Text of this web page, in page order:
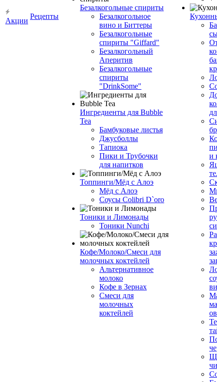
Акции
Рецепты
Безалкогольные спириты
Безалкогольное
вино и Биттеры
Безалкогольные
спириты "Giffard"
Безалкогольный
Аперитив
Безалкогольные
спириты
"DrinkSome"
Ингредиенты для Bubble
Tea
Бамбуковые листья
Джусболлы
Тапиока
Пики и Трубочки
для напитков
Топпинги/Мёд с Алоэ
Мёд с Алоэ
Соусы Colibri D`oro
Тоники и Лимонады
Тоники Nunchi
Кофе/Молоко/Смеси для
молочных коктейлей
Альтернативное
молоко
Кофе в Зернах
Смеси для
молочных
коктейлей
и